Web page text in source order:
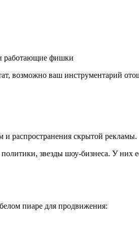
работающие фишки
возможно ваш инструментарий
и распространения скрытой рекламы.
звезды шоу-бизнеса. У
пиаре для продвижения: